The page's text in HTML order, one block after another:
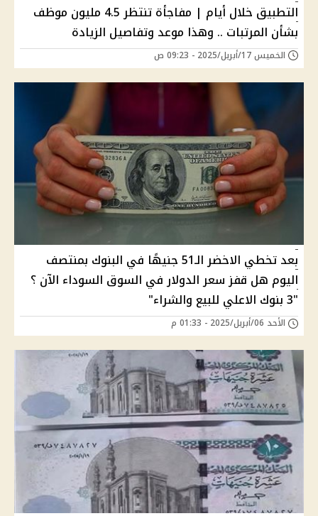
التطبيق خلال أيام | مفاجأة تنتظر 4.5 مليون موظف
بشأن المرتبات .. وهذا موعد وتفاصيل الزيادة
الخميس 17/أبريل/2025 - 09:23 ص
بعد تخطي الاخضر الـ51 جنيهًا في البنوك بمنتصف
اليوم هل قفز سعر الدولار في السوق السوداء الآن ؟
"3 بنوك الاعلي للبيع والشراء"
الأحد 06/أبريل/2025 - 01:33 م